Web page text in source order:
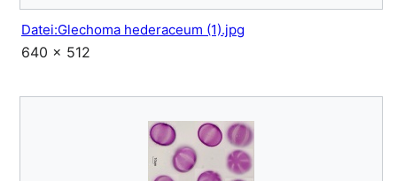
Datei:Glechoma hederaceum (1).jpg
640 × 512